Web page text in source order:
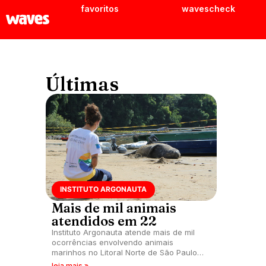
favoritos wavescheck
Últimas
INSTITUTO ARGONAUTA
Mais de mil animais
atendidos em 22
Instituto Argonauta atende mais de mil
ocorrências envolvendo animais
marinhos no Litoral Norte de São Paulo
em 2022.